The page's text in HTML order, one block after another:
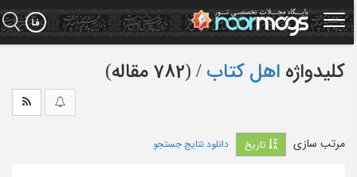
کلیدواژه اهل کتاب ‏/ (782 مقاله)
مرتب سازی تاریخ دانلود نتایج جستجو